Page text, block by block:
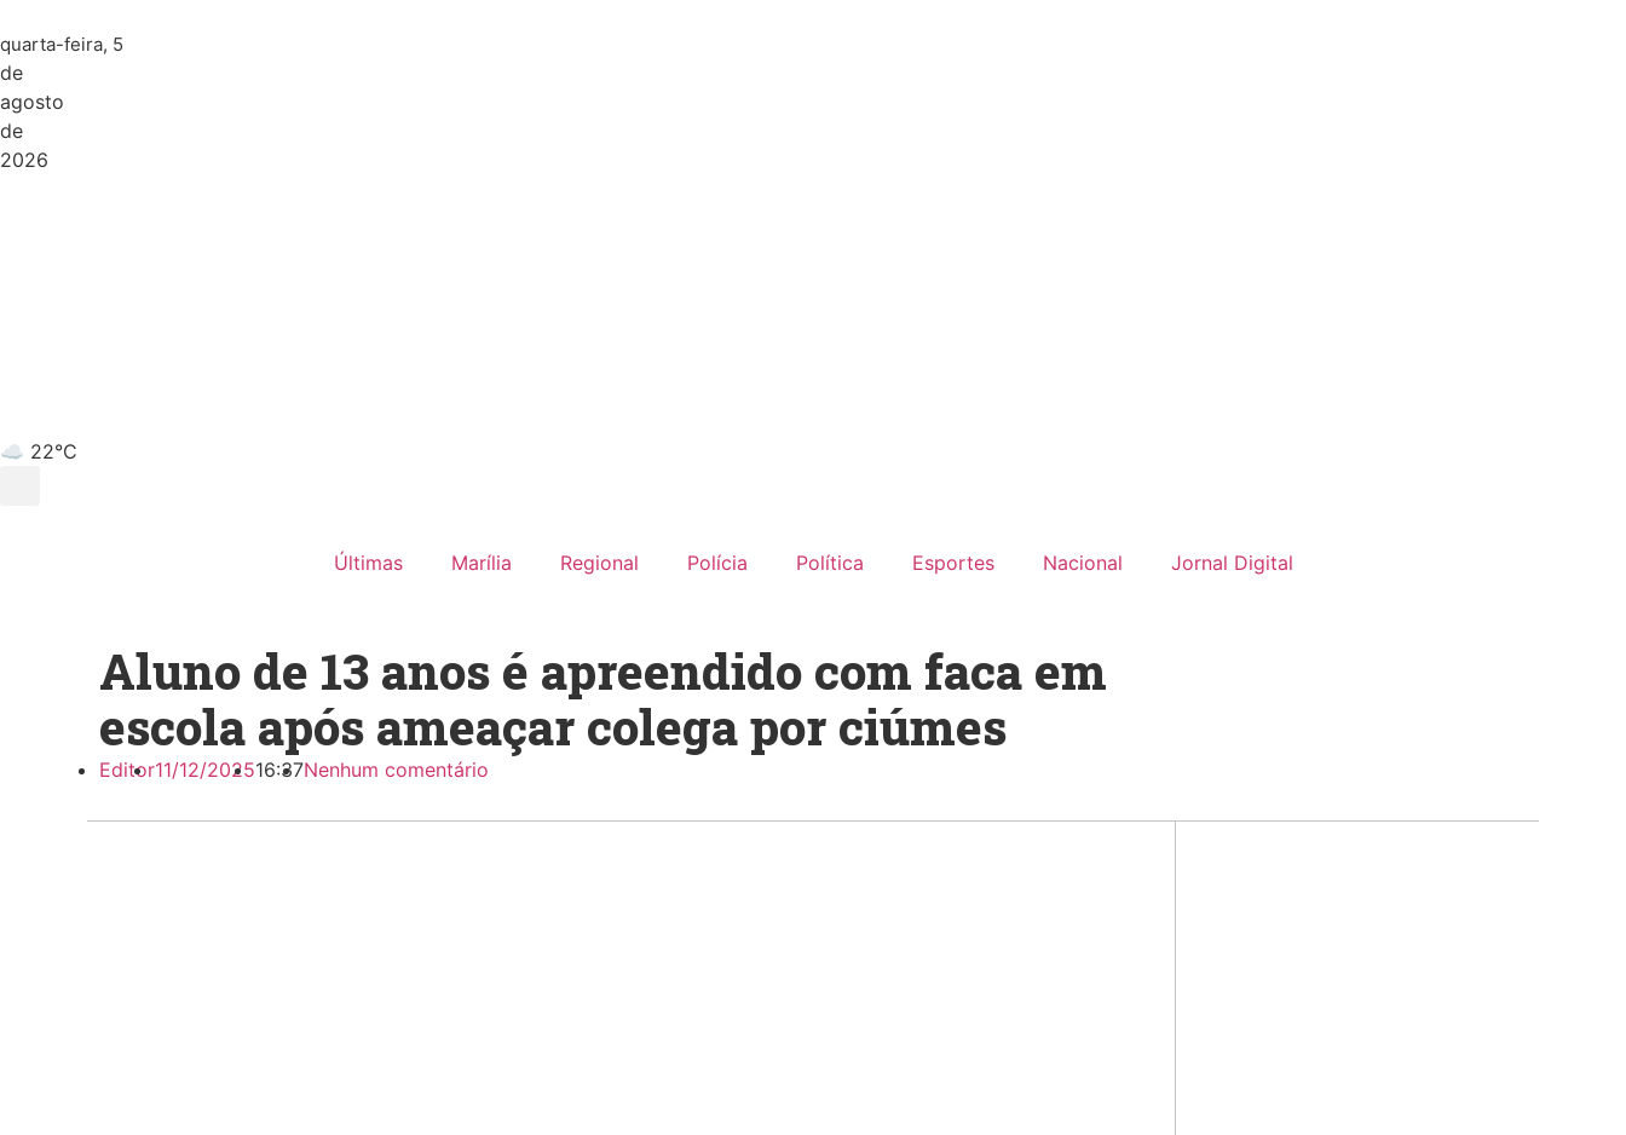
quarta-feira, 5
de
agosto
de
2026
☁️ 22°C
Últimas Marília Regional Polícia Política Esportes Nacional Jornal Digital
Aluno de 13 anos é apreendido com faca em
escola após ameaçar colega por ciúmes
Editor11/12/202516:37Nenhum comentário